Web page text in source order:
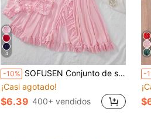
4
-10% SOFUSEN Conjunto de sujetador y pantalón de encaje con escote profundo en V y estilo de loto, versátil para el dormitorio, el baño y la fiesta
¡Casi agotado!
$6.39 400+ vendidos
-